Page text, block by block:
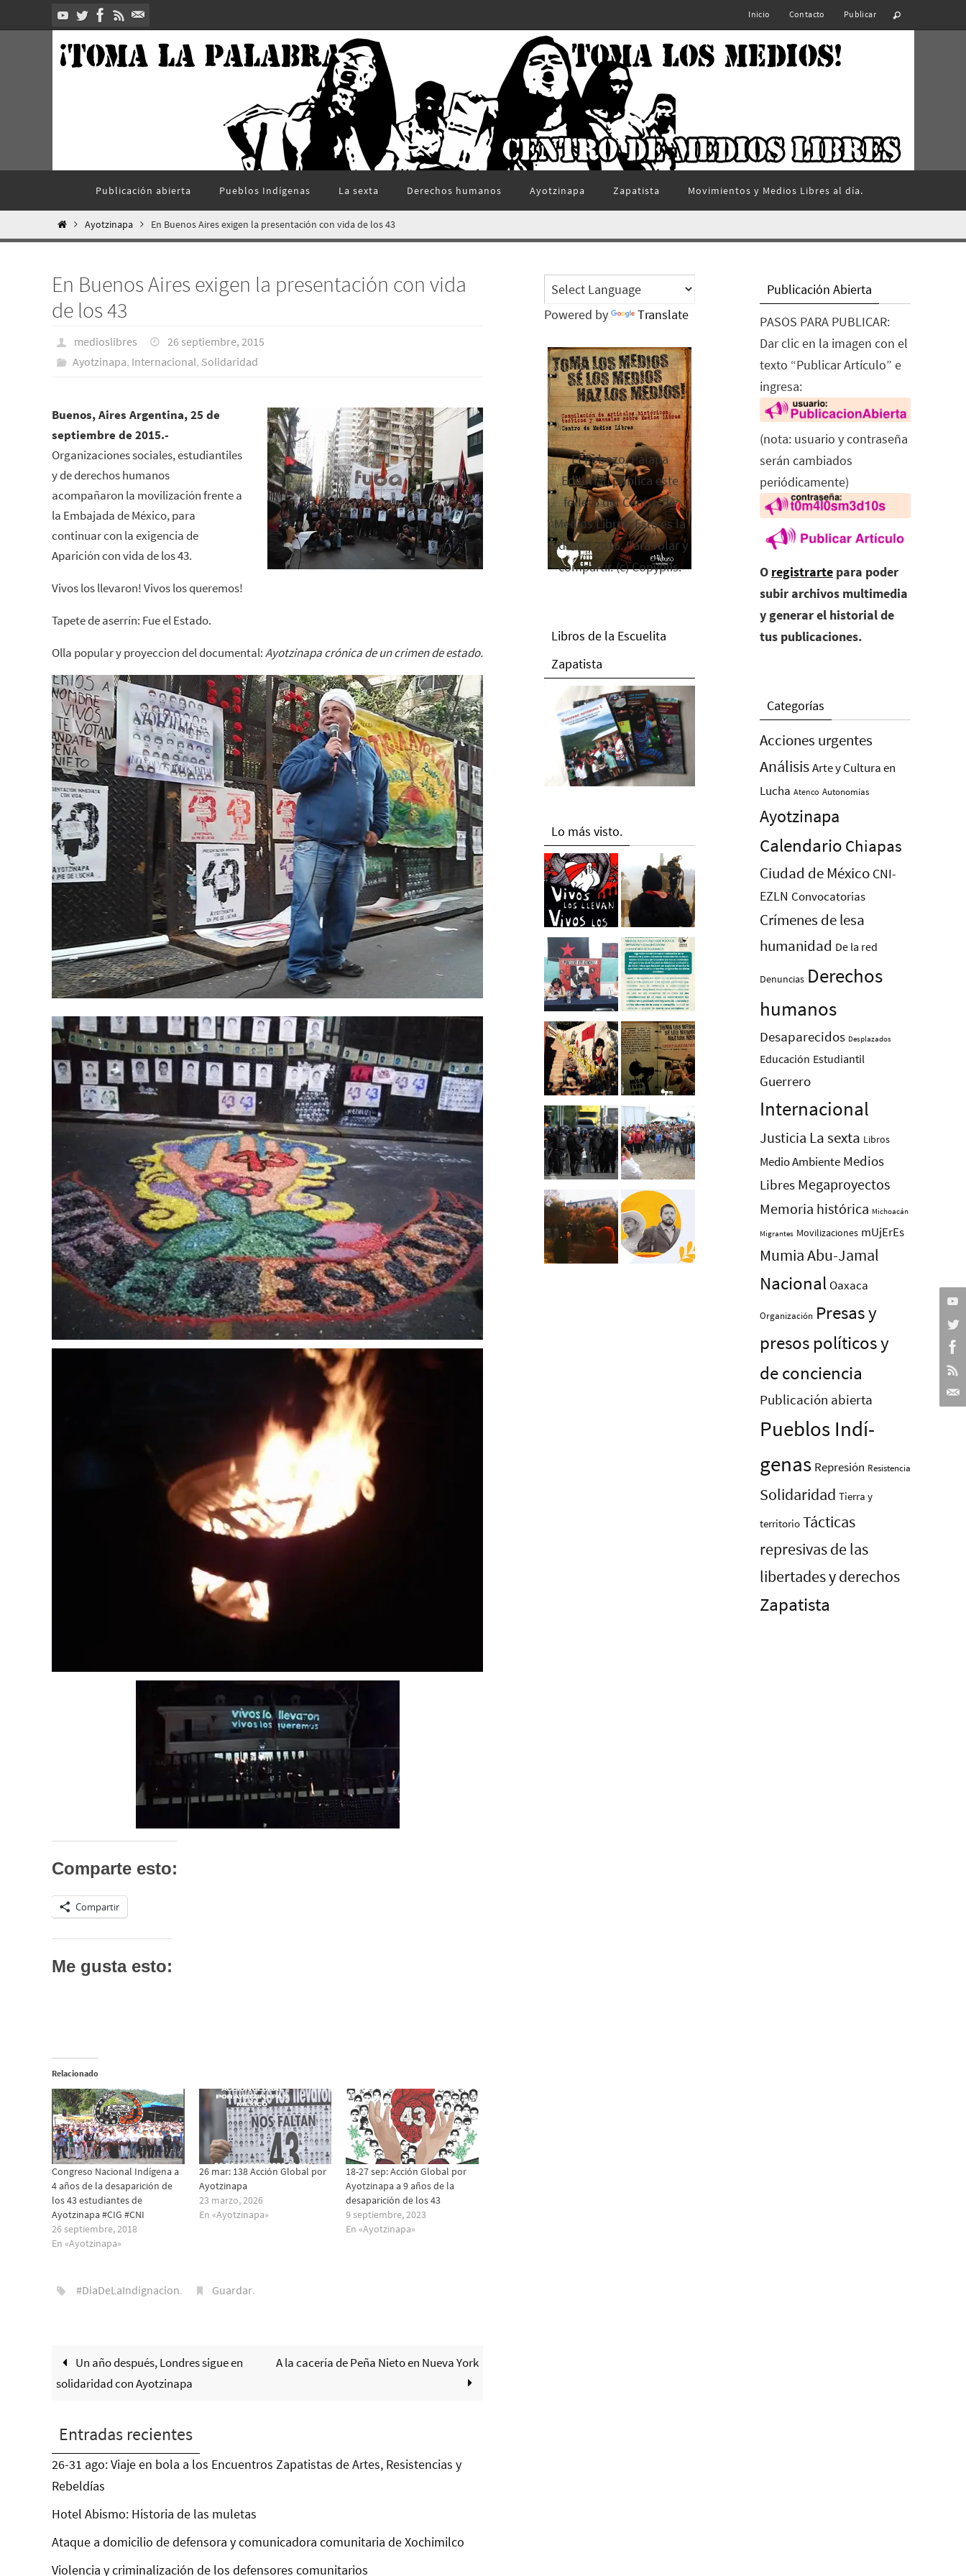
al
Inicio Contacto Publicar
contenido
Publicación abierta Pueblos Indí­genas La sexta Derechos humanos Ayotzinapa Zapatista Movimientos y Medios Libres al día.
InicioAyotzinapa En Buenos Aires exigen la presentación con vida de los 43
En Buenos Aires exigen la presentación con vida
de los 43
medioslibres
26 septiembre, 2015
Ayotzinapa, Internacional, Solidaridad
Buenos, Aires Argentina, 25 de
septiembre de 2015.-
Organizaciones sociales, estudiantiles
y de derechos humanos
acompañaron la movilización frente a
la Embajada de México, para
continuar con la exigencia de
Aparición con vida de los 43.
Vivos los llevaron! Vivos los queremos!
Tapete de aserrín: Fue el Estado.
Olla popular y proyeccion del documental:Ayotzinapa crónica de un crimen de estado.
Comparte esto:
Compartir
Me gusta esto:
Relacionado
Congreso Nacional Indígena a
4 años de la desaparición de
los 43 estudiantes de
Ayotzinapa #CIG #CNI
26 septiembre, 2018
En «Ayotzinapa»
26 mar: 138 Acción Global por
Ayotzinapa
23 marzo, 2026
En «Ayotzinapa»
18-27 sep: Acción Global por
Ayotzinapa a 9 años de la
desaparición de los 43
9 septiembre, 2023
En «Ayotzinapa»
#DiaDeLaIndignacion. Guardar.
Un año después, Londres sigue en
solidaridad con Ayotzinapa
A la cacería de Peña Nieto en Nueva York
Entradas recientes
26-31 ago: Viaje en bola a los Encuentros Zapatistas de Artes, Resistencias y
Rebeldías
Hotel Abismo: Historia de las muletas
Ataque a domicilio de defensora y comunicadora comunitaria de Xochimilco
Violencia y criminalización de los defensores comunitarios
Powered by Translate
El Rebozo, Palapa
Editorial, publica este
folleto del Centro de
Medios Libres. Esta es la
edición 2016. Para rolar y
compartir. (c) Copyplis.
Libros de la Escuelita
Zapatista
Lo más visto.
Publicación Abierta
PASOS PARA PUBLICAR:
Dar clic en la imagen con el
texto “Publicar Artículo” e
ingresa:
(nota: usuario y contraseña
serán cambiados
periódicamente)
O registrarte para poder
subir archivos multimedia
y generar el historial de
tus publicaciones.
Categorías
Acciones urgentes
AnálisisArte y Cultura en
Lucha Atenco Autonomías
Ayotzinapa
Calendario Chiapas
Ciudad de México CNI-
EZLN Convocatorias
Crímenes de lesa
humanidad De la red
Denuncias Derechos
humanos
Desaparecidos Desplazados
Educación Estudiantil
Guerrero
Internacional
Justicia La sexta Libros
Medio Ambiente Medios
Libres Megaproyectos
Memoria histórica Michoacán
Migrantes Movilizaciones mUjErEs
Mumia Abu-Jamal
Nacional Oaxaca
Organización Presas y
presos polí­ticos y
de conciencia
Publicación abierta
Pueblos Indí­
genas Represión Resistencia
Solidaridad Tierra y
territorio Tácticas
represivas de las
libertades y derechos
Zapatista